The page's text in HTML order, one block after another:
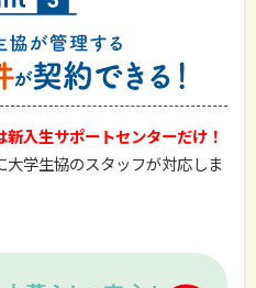
入生サポートセンターだけ！
学生協のスタッフが対応しま